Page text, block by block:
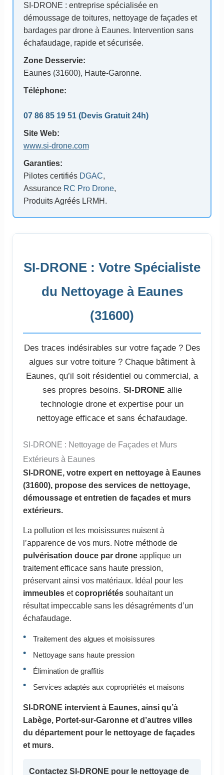
SI-DRONE : entreprise spécialisée en
démoussage de toitures, nettoyage de façades et
bardages par drone à Eaunes. Intervention sans
échafaudage, rapide et sécurisée.
Zone Desservie:
Eaunes (31600), Haute-Garonne.
Téléphone:
07 86 85 19 51(Devis Gratuit 24h)
Site Web:
www.si-drone.com
Garanties:
Pilotes certifiés DGAC,
Assurance RC Pro Drone,
Produits Agréés LRMH.
SI-DRONE : Votre Spécialiste
du Nettoyage à Eaunes
(31600)
Des traces indésirables sur votre façade ? Des
algues sur votre toiture ? Chaque bâtiment à
Eaunes, qu’il soit résidentiel ou commercial, a
ses propres besoins. SI-DRONEallie
technologie drone et expertise pour un
nettoyage efficace et sans échafaudage.
SI-DRONE : Nettoyage de Façades et Murs
Extérieurs à Eaunes
SI-DRONE, votre expert en nettoyage à Eaunes
(31600), propose des services de nettoyage,
démoussage et entretien de façades et murs
extérieurs.
La pollution et les moisissures nuisent à
l’apparence de vos murs. Notre méthode de
pulvérisation douce par droneapplique un
traitement efficace sans haute pression,
préservant ainsi vos matériaux. Idéal pour les
immeublesetcopropriétéssouhaitant un
résultat impeccable sans les désagréments d’un
échafaudage.
Traitement des algues et moisissures
Nettoyage sans haute pression
Élimination de graffitis
Services adaptés aux copropriétés et maisons
SI-DRONE intervient à Eaunes, ainsi qu’à
Labège, Portet-sur-Garonne et d’autres villes
du département pour le nettoyage de façades
et murs.
Contactez SI-DRONE pour le nettoyage de